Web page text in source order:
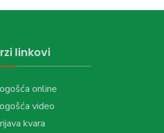
linkovi
online
video
kvara